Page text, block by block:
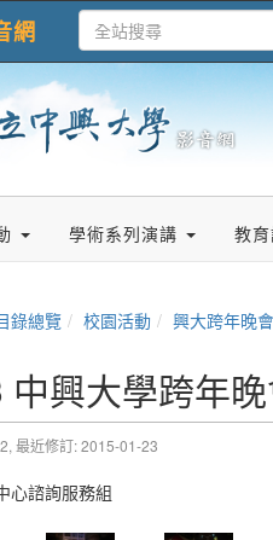
網
學術系列演講 教
錄總覽 校園活動 興大跨年晚會
中興大學跨年
最近修訂: 2015-01-23
心諮詢服務組